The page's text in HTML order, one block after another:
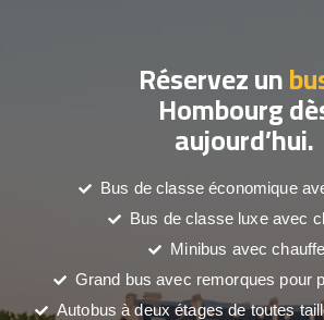
Réservez un
Hombourg
aujourd’hui.
Bus de classe économique
Bus de classe luxe avec
Minibus avec
Grand bus avec remorques pour
Autobus à deux étages de toutes